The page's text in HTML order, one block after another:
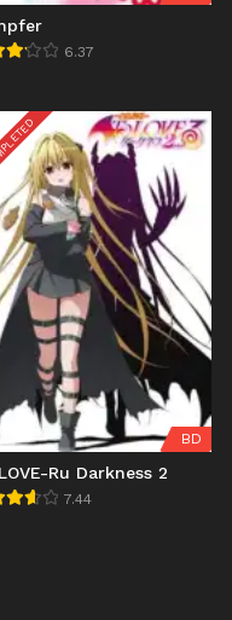
6.37
BD
Ru Darkness 2
7.44